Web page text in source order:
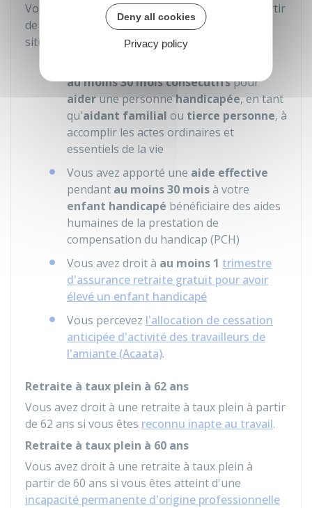
Vous avez droit à une retraite à taux plein à partir
de 65 ans si vous vous trouvez dans l'une des
situations suivantes :
au moins 30 mois consécutifspour
aiderune personnehandicapée, en tant
qu'aidant familial ou tierce personne, à
accomplir les actes ordinaires et
essentiels de la vie
Vous avez apporté une aide effective
pendant au moins 30 moisà votre
enfant handicapé bénéficiaire des aides
humaines de la prestation de
compensation du handicap (PCH)
Vous avez droit à au moins 1 trimestre
d'assurance retraite gratuit pour avoir
élevé un enfant handicapé
Vous percevez l'allocation de cessation
anticipée d'activité des travailleurs de
l'amiante (Acaata).
Retraite à taux plein à 62 ans
Vous avez droit à une retraite à taux plein à partir
de 62 ans si vous êtes reconnu inapte au travail.
Retraite à taux plein à 60 ans
Vous avez droit à une retraite à taux plein à
partir de 60 ans si vous êtes atteint d'une
incapacité permanente d'origine professionnelle
Deny all cookies
Privacy policy